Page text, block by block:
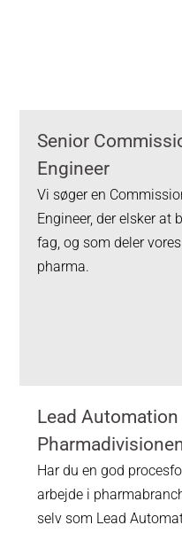
Senior
Engineer
Vi søger en
Engineer, der elsker at
fag, og som deler
pharma.
Lead Automation
Har du en god
arbejde i
selv som Lead